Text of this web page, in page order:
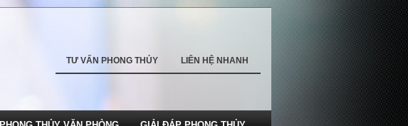
TƯ VẤN PHONG THỦY LIÊN HỆ NHANH